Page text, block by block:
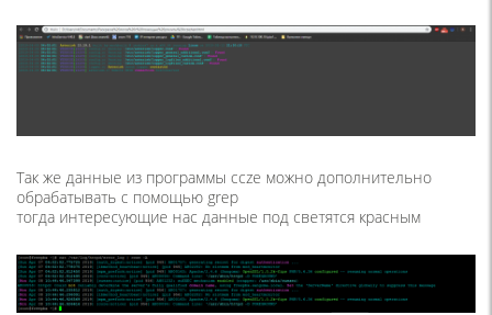
Так же данные из программы ccze можно дополнительно
обрабатывать с помощью grep
тогда интересующие нас данные под светятся красным